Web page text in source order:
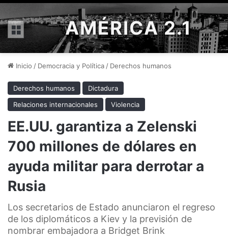
Menú AMÉRICA 2.1
Inicio / Democracia y Política / Derechos humanos
Derechos humanos
Dictadura
Relaciones internacionales
Violencia
EE.UU. garantiza a Zelenski
700 millones de dólares en
ayuda militar para derrotar a
Rusia
Los secretarios de Estado anunciaron el regreso
de los diplomáticos a Kiev y la previsión de
nombrar embajadora a Bridget Brink